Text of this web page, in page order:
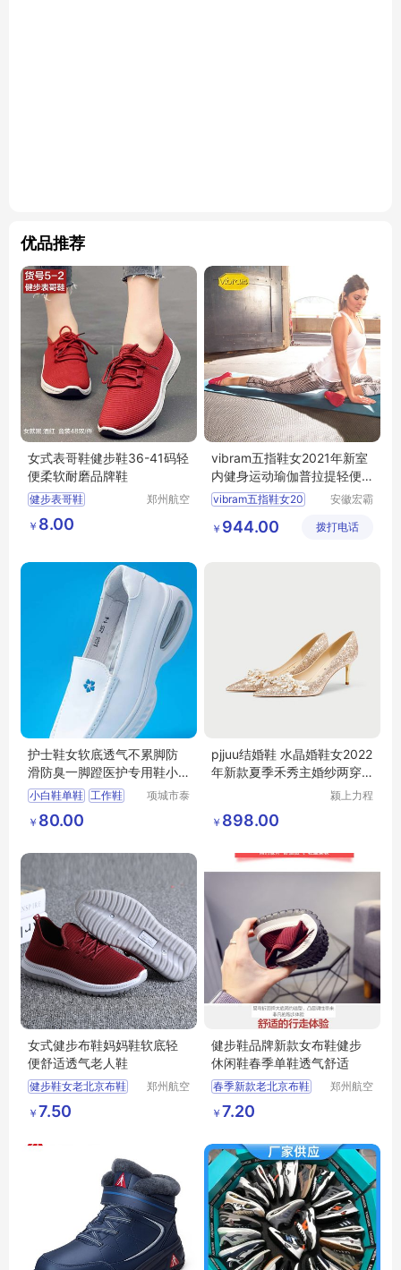
优品推荐
女式表哥鞋健步鞋36-41码轻
便柔软耐磨品牌鞋
健步表哥鞋
郑州航空
￥ 8.00
vibram五指鞋女2021年新室
内健身运动瑜伽普拉提轻便
鞋ALITZALOOP
vibram五指鞋女20
安徽宏霸
有限公司
￥ 944.00 拨打电话
护士鞋女软底透气不累脚防
滑防臭一脚蹬医护专用鞋小
白鞋单鞋
小白鞋单鞋 工作鞋
护士鞋女
项城市泰
￥ 80.00
pjjuu结婚鞋 水晶婚鞋女2022
年新款夏季禾秀主婚纱两穿
颍上力程
￥ 898.00
女式健步布鞋妈妈鞋软底轻
便舒适透气老人鞋
健步鞋女老北京布鞋
男中老年老人鞋
软底轻便休闲妈妈鞋
郑州航空
￥ 7.50
健步鞋品牌新款女布鞋健步
休闲鞋春季单鞋透气舒适
春季新款老北京布鞋
女运动单鞋健步鞋
男摆摊货源休闲鞋
郑州航空
￥ 7.20